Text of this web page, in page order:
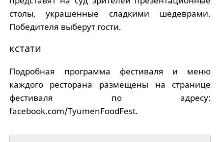
столы, украшенные сладкими шедеврами.
Победителя выберут гости.
кстати
Подробная программа фестиваля и меню
каждого ресторана размещены на странице
фестиваля по адресу:
facebook.com/TyumenFoodFest.